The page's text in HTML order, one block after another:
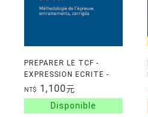
PREPARER LE TCF -
EXPRESSION ECRITE -
METHODOLOGIE DE
L'EPREUVE,
ENTRAINEMENTS,
NT$ 1,100元